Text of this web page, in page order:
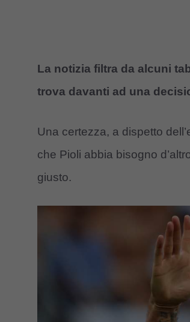
La notizia filtra da alcuni
trova davanti ad una
Una certezza, a dispetto
che Pioli abbia bisogno
giusto.